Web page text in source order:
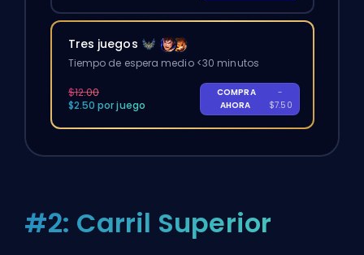
Tres juegos
Tiempo de espera medio <30 minutos
$12.00
$2.50 por juego
COMPRA
AHORA
-
$7.50
#2: Carril Superior